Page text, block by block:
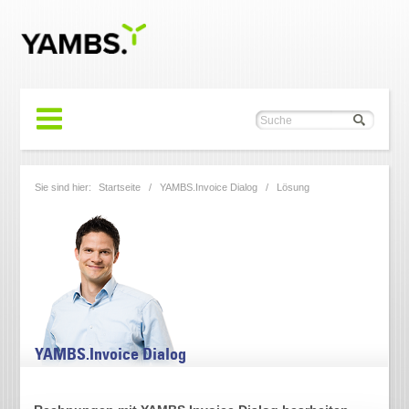
Sie sind hier: Startseite /YAMBS.Invoice Dialog / Lösung
YAMBS.Invoice Dialog